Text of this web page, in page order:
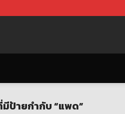
ป้ายกำกับ “แพด”